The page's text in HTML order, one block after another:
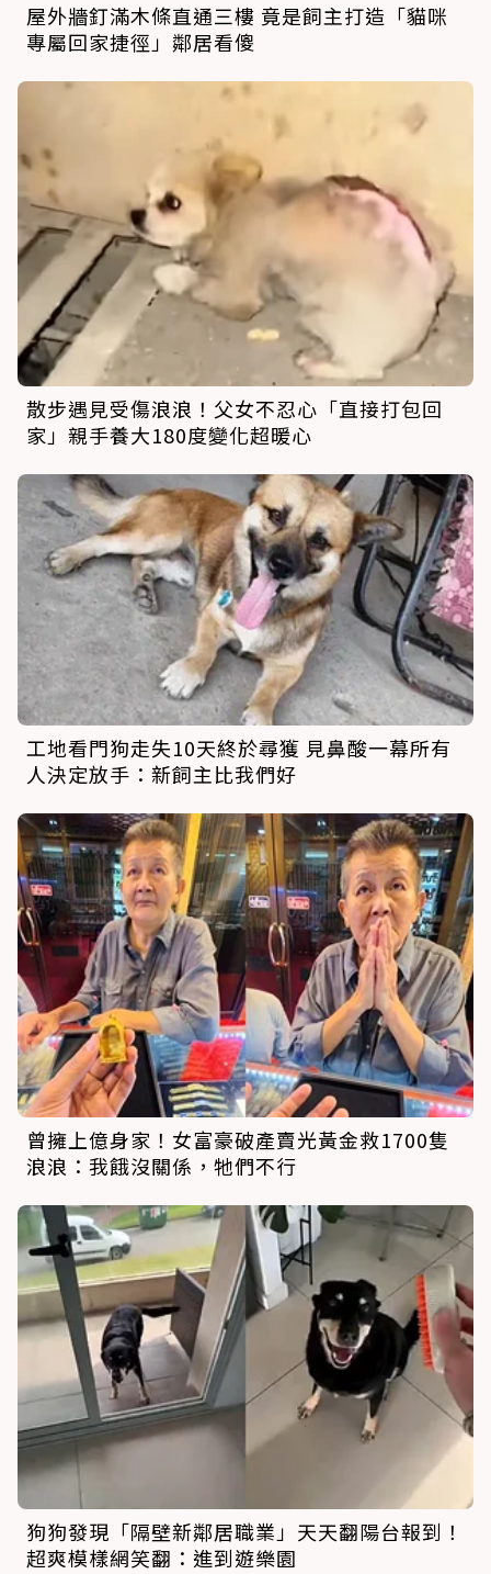
屋外牆釘滿木條直通三樓 竟是飼主打造「貓咪
專屬回家捷徑」鄰居看傻
散步遇見受傷浪浪！父女不忍心「直接打包回
家」親手養大180度變化超暖心
工地看門狗走失10天終於尋獲 見鼻酸一幕所有
人決定放手：新飼主比我們好
曾擁上億身家！女富豪破產賣光黃金救1700隻
浪浪：我餓沒關係，牠們不行
狗狗發現「隔壁新鄰居職業」天天翻陽台報到！
超爽模樣網笑翻：進到遊樂園